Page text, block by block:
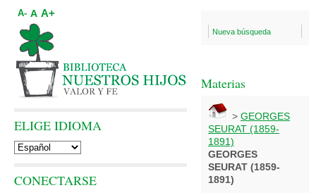
Nueva búsqueda
Materias
> GEORGES
SEURAT (1859-
1891)
GEORGES
SEURAT (1859-
1891)
A- A A+
ELIGE IDIOMA
CONECTARSE